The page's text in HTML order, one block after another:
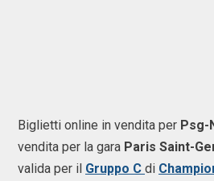
Biglietti online in vendita per Psg-
vendita per la gara Paris Saint-
valida per il Gruppo C di